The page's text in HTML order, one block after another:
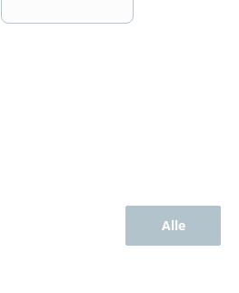
Alle